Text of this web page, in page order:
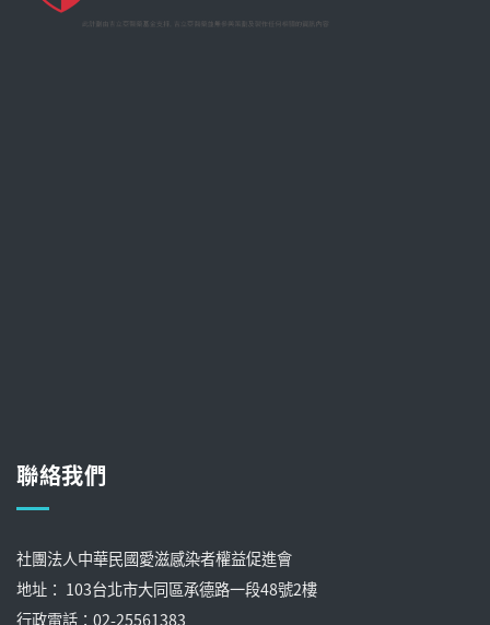
聯絡我們
社團法人中華民國愛滋感染者權益促進會
地址： 103台北市大同區承德路一段48號2樓
行政電話：02-25561383